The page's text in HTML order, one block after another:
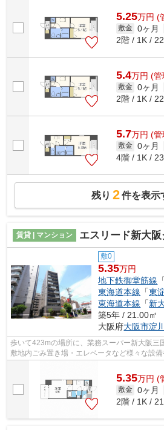
5.25万円 (
敷金 0ヶ月
2階 / 1K /
5.4万円 (管
敷金 0ヶ月
2階 / 1K /
5.7万円 (管
敷金 0ヶ月
4階 / 1K /
残り 2件を表示
賃貸 | マンション エスリード新大阪グ
敷0
5.35万円
地下鉄御堂筋線
東海道本線 「東
東海道本線 「新
築5年 / 21.00㎡
大阪府大阪市淀
歩いて423mの場所に、業務スーパー新大阪三
敷地内ごみ置き場・エレベータなど様々な設
5.35万円 (
敷金 0ヶ月
2階 / 1K /